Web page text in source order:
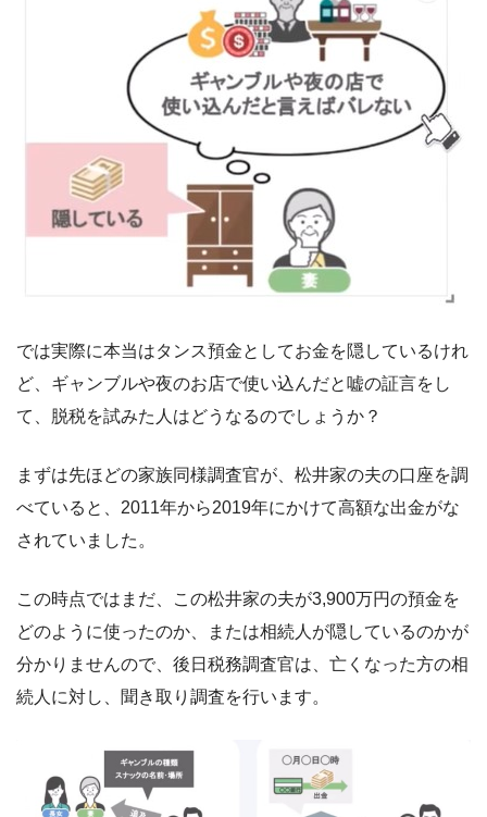
では実際に本当はタンス預金としてお金を隠しているけれ
ど、ギャンブルや夜のお店で使い込んだと嘘の証言をし
て、脱税を試みた人はどうなるのでしょうか？
まずは先ほどの家族同様調査官が、松井家の夫の口座を調
べていると、2011年から2019年にかけて高額な出金がな
されていました。
この時点ではまだ、この松井家の夫が3,900万円の預金を
どのように使ったのか、または相続人が隠しているのかが
分かりませんので、後日税務調査官は、亡くなった方の相
続人に対し、聞き取り調査を行います。